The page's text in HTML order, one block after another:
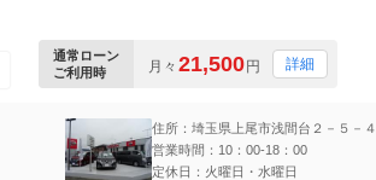
通常ローン
ご利用時
月々 21,500円 詳細
住所：埼玉県上尾市浅間台２－５－４
営業時間：10：00-18：00
定休日：火曜日・水曜日